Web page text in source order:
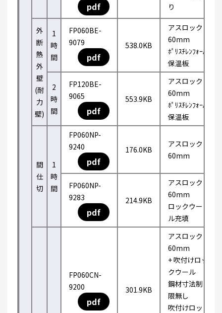
pdf
り
外
断
熱
外
壁
(耐
力
壁)
1
時
間
FP060BE-
9079
pdf
538.0KB
アスロック
60mm
ﾎﾟﾘｽﾁﾚﾝﾌｫｰﾑ
保温板
2
時
間
FP120BE-
9065
pdf
553.9KB
アスロック
60mm
ﾎﾟﾘｽﾁﾚﾝﾌｫｰﾑ
保温板
間
仕
切
1
時
間
FP060NP-
9240
pdf
176.0KB
アスロック
60mm
FP060NP-
9283
pdf
214.9KB
アスロック
60mm
ロックウー
ル充填
FP060CN-
9200
pdf
301.9KB
アスロック
60mm
+ 吹付けロッ
クウール
鋼材寸法制
限無し
吹付けロッ